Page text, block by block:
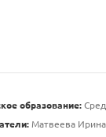
образование:
Матвеева Ирина